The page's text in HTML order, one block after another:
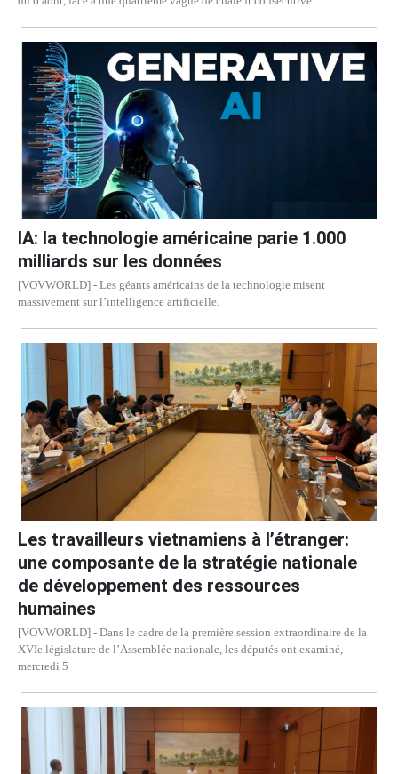
IA: la technologie américaine parie 1.000
milliards sur les données
[VOVWORLD] - Les géants américains de la technologie misent
massivement sur l’intelligence artificielle.
Les travailleurs vietnamiens à l’étranger:
une composante de la stratégie nationale
de développement des ressources
humaines
[VOVWORLD] - Dans le cadre de la première session extraordinaire de la
XVIe législature de l’Assemblée nationale, les députés ont examiné,
mercredi 5